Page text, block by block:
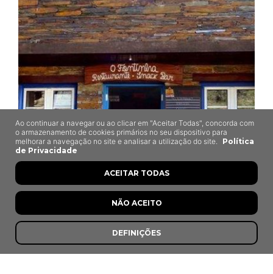
O Fontinha
Ao continuar a navegar ou ao clicar em "Aceitar Todas", concorda com
o armazenamento de cookies primários no seu dispositivo para
melhorar a navegação no site e analisar a utilização do site.
Política
de Privacidade
DEFINIÇÕES
NÃO ACEITO
ACEITAR TODAS